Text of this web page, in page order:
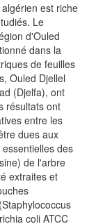
est riche
Le
d'Ouled
dans la
de feuilles
Ouled Djellel
(Djelfa), ont
résultats ont
entre les
dues aux
des
de l'arbre
extraites et
coli ATCC